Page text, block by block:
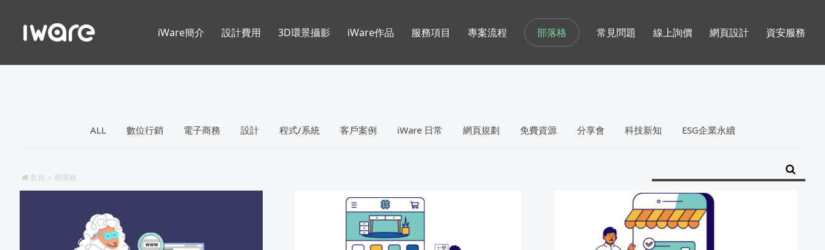
部落格
ALL 數位行銷 電子商務 設計 程式/系統 客戶案例 iWare 日常 網頁規劃 免費資源 分享會 科技新知 ESG企業永續
首頁 部落格